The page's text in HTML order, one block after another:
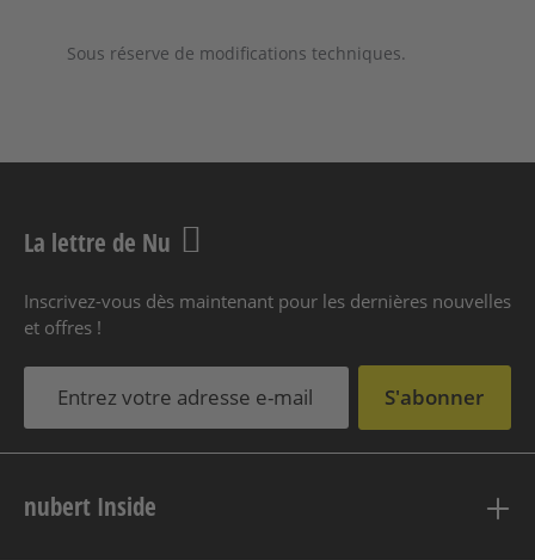
Sous réserve de modifications techniques.
La lettre de Nu
Inscrivez-vous dès maintenant pour les dernières nouvelles
et offres !
S'abonner
nubert Inside